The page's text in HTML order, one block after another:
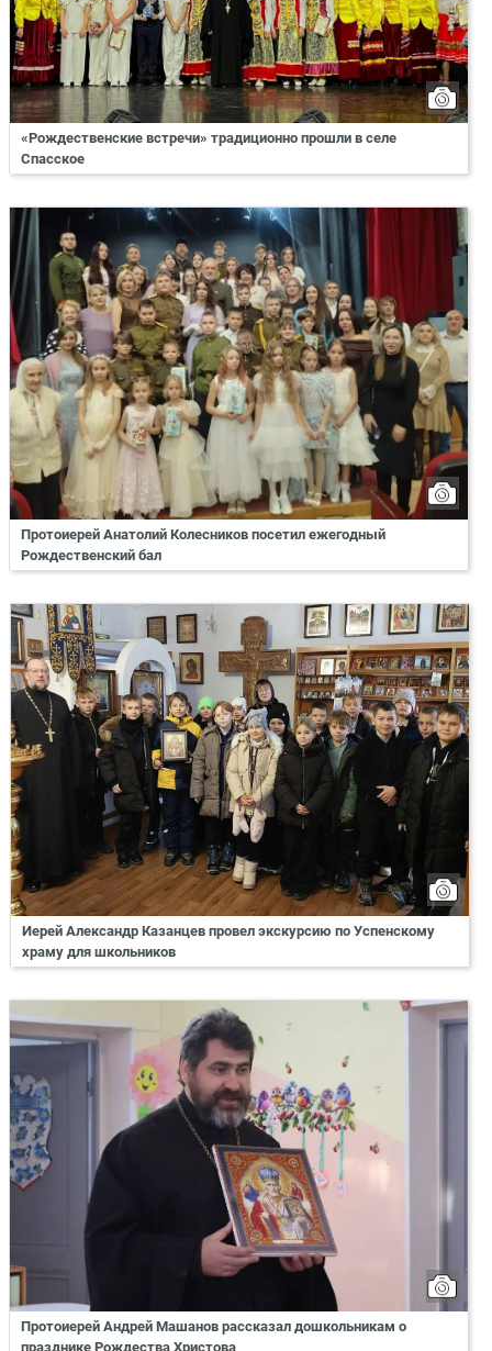
«Рождественские встречи» традиционно прошли в селе
Спасское
Протоиерей Анатолий Колесников посетил ежегодный
Рождественский бал
Иерей Александр Казанцев провел экскурсию по Успенскому
храму для школьников
Протоиерей Андрей Машанов рассказал дошкольникам о
празднике Рождества Христова